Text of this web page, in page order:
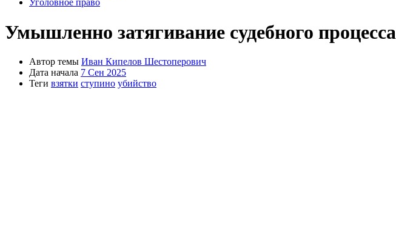
Уголовное право
Умышленно затягивание судебного процесса
Автор темы Иван Кипелов Шестоперович
Дата начала 7 Сен 2025
Теги взятки ступино убийство